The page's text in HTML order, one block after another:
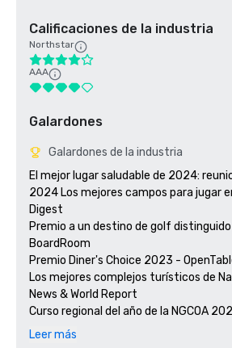
Calificaciones de la industria
Northstar
AAA
Galardones
Galardones de la industria
El mejor lugar saludable de 2024:
2024 Los mejores campos para jugar
Digest
Premio a un destino de golf
BoardRoom
Premio Diner's Choice 2023 -
Los mejores complejos turísticos de
News & World Report
Curso regional del año de la NGCOA
Ganador del premio Travellers' Choice
Leer más